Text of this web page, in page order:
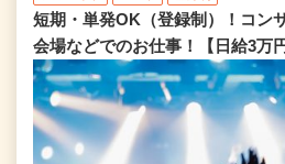
短期・単発OK（登録制）！コン
会場などでのお仕事！【日給3万